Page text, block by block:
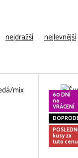
nejdražší nejlevnější
60 DNÍ
na
VRÁCENÍ
kusy za
tuto cenu